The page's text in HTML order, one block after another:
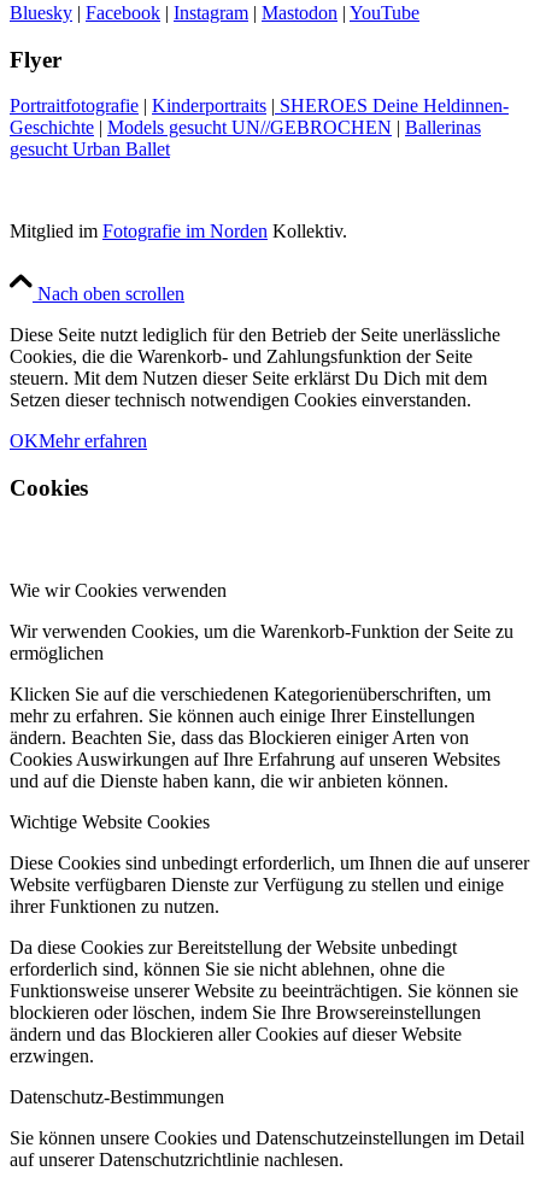
Bluesky | Facebook | Instagram | Mastodon | YouTube
Flyer
Portraitfotografie | Kinderportraits | SHEROES Deine Heldinnen-
Geschichte | Models gesucht UN//GEBROCHEN | Ballerinas
gesucht Urban Ballet
Mitglied im Fotografie im Norden Kollektiv.
Nach oben scrollen
Diese Seite nutzt lediglich für den Betrieb der Seite unerlässliche
Cookies, die die Warenkorb- und Zahlungsfunktion der Seite
steuern. Mit dem Nutzen dieser Seite erklärst Du Dich mit dem
Setzen dieser technisch notwendigen Cookies einverstanden.
OKMehr erfahren
Cookies
Wie wir Cookies verwenden
Wir verwenden Cookies, um die Warenkorb-Funktion der Seite zu
ermöglichen
Klicken Sie auf die verschiedenen Kategorienüberschriften, um
mehr zu erfahren. Sie können auch einige Ihrer Einstellungen
ändern. Beachten Sie, dass das Blockieren einiger Arten von
Cookies Auswirkungen auf Ihre Erfahrung auf unseren Websites
und auf die Dienste haben kann, die wir anbieten können.
Wichtige Website Cookies
Diese Cookies sind unbedingt erforderlich, um Ihnen die auf unserer
Website verfügbaren Dienste zur Verfügung zu stellen und einige
ihrer Funktionen zu nutzen.
Da diese Cookies zur Bereitstellung der Website unbedingt
erforderlich sind, können Sie sie nicht ablehnen, ohne die
Funktionsweise unserer Website zu beeinträchtigen. Sie können sie
blockieren oder löschen, indem Sie Ihre Browsereinstellungen
ändern und das Blockieren aller Cookies auf dieser Website
erzwingen.
Datenschutz-Bestimmungen
Sie können unsere Cookies und Datenschutzeinstellungen im Detail
auf unserer Datenschutzrichtlinie nachlesen.